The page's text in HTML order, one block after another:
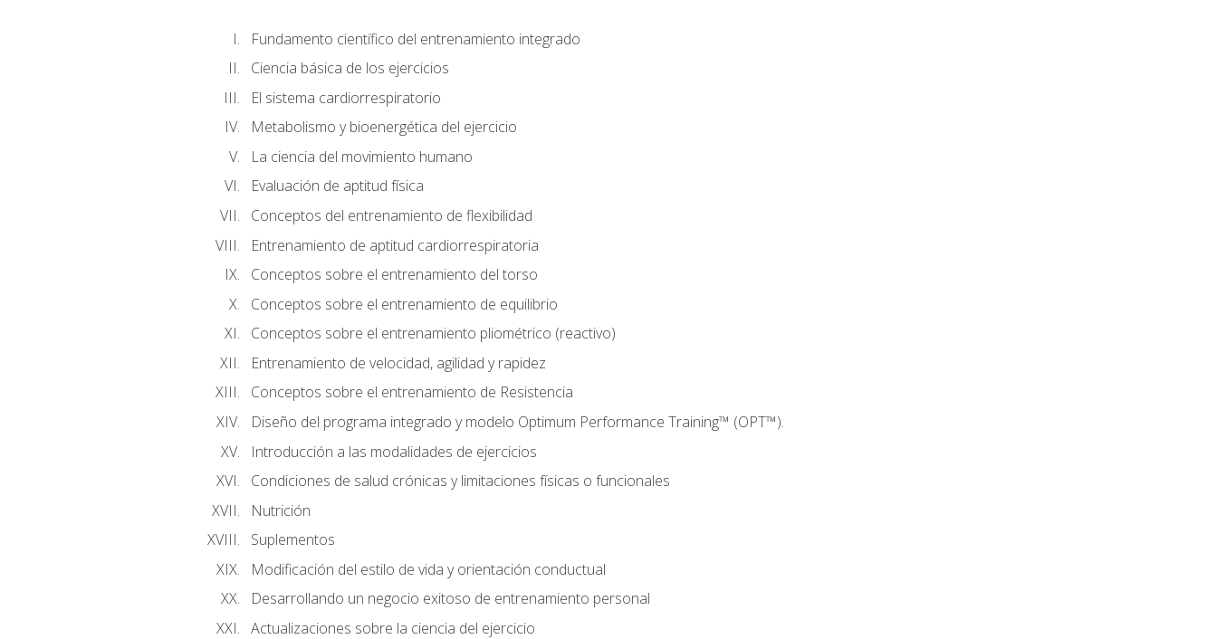
Fundamento científico del entrenamiento integrado
Ciencia básica de los ejercicios
El sistema cardiorrespiratorio
Metabolismo y bioenergética del ejercicio
La ciencia del movimiento humano
Evaluación de aptitud física
Conceptos del entrenamiento de flexibilidad
Entrenamiento de aptitud cardiorrespiratoria
Conceptos sobre el entrenamiento del torso
Conceptos sobre el entrenamiento de equilibrio
Conceptos sobre el entrenamiento pliométrico (reactivo)
Entrenamiento de velocidad, agilidad y rapidez
Conceptos sobre el entrenamiento de Resistencia
Diseño del programa integrado y modelo Optimum Performance Training™ (OPT™).
Introducción a las modalidades de ejercicios
Condiciones de salud crónicas y limitaciones físicas o funcionales
Nutrición
Suplementos
Modificación del estilo de vida y orientación conductual
Desarrollando un negocio exitoso de entrenamiento personal
Actualizaciones sobre la ciencia del ejercicio